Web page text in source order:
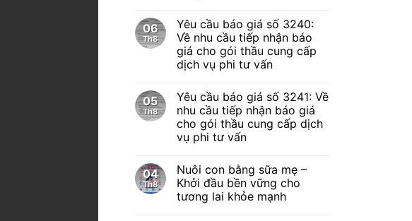
06
Th8
Yêu cầu báo giá số 3240:
Về nhu cầu tiếp nhận báo
giá cho gói thầu cung cấp
dịch vụ phi tư vấn
05
Th8
Yêu cầu báo giá số 3241: Về
nhu cầu tiếp nhận báo giá
cho gói thầu cung cấp dịch
vụ phi tư vấn
04
Th8
Nuôi con bằng sữa mẹ –
Khởi đầu bền vững cho
tương lai khỏe mạnh